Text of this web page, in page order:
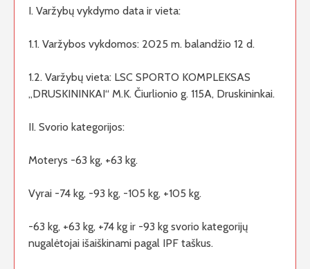
I. Varžybų vykdymo data ir vieta:
1.1. Varžybos vykdomos: 2025 m. balandžio 12 d.
1.2. Varžybų vieta: LSC SPORTO KOMPLEKSAS
„DRUSKININKAI“ M.K. Čiurlionio g. 115A, Druskininkai.
II. Svorio kategorijos:
Moterys -63 kg, +63 kg.
Vyrai -74 kg, -93 kg, -105 kg, +105 kg.
-63 kg, +63 kg, +74 kg ir -93 kg svorio kategorijų
nugalėtojai išaiškinami pagal IPF taškus.